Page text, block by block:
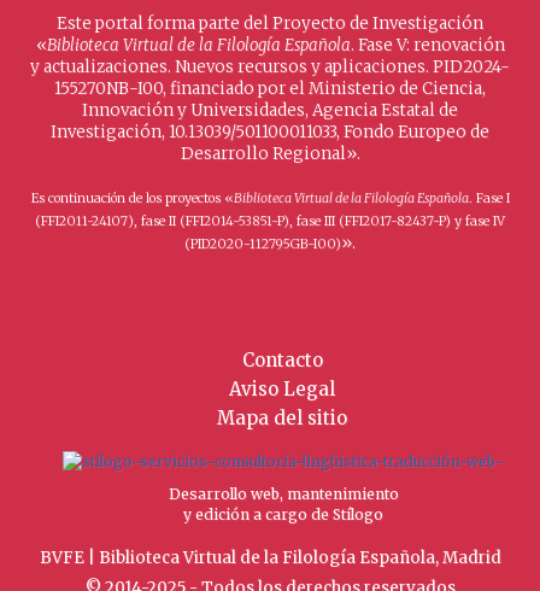
Este portal forma parte del Proyecto de Investigación
«Biblioteca Virtual de la Filología Española. Fase V: renovación
y actualizaciones. Nuevos recursos y aplicaciones. PID2024-
155270NB-I00, financiado por el Ministerio de Ciencia,
Innovación y Universidades, Agencia Estatal de
Investigación, 10.13039/501100011033, Fondo Europeo de
Desarrollo Regional».
Es continuación de los proyectos «Biblioteca Virtual de la Filología Española. Fase I
(FFI2011-24107), fase II (FFI2014-53851-P), fase III (FFI2017-82437-P) y fase IV
(PID2020-112795GB-I00)».
Contacto
Aviso Legal
Mapa del sitio
Desarrollo web, mantenimiento
y edición a cargo de Stílogo
BVFE | Biblioteca Virtual de la Filología Española, Madrid